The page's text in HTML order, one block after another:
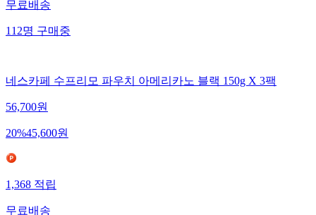
무료배송
112명구매중
네스카페 수프리모 파우치 아메리카노 블랙 150g X 3팩
56,700원
20%45,600원
1,368적립